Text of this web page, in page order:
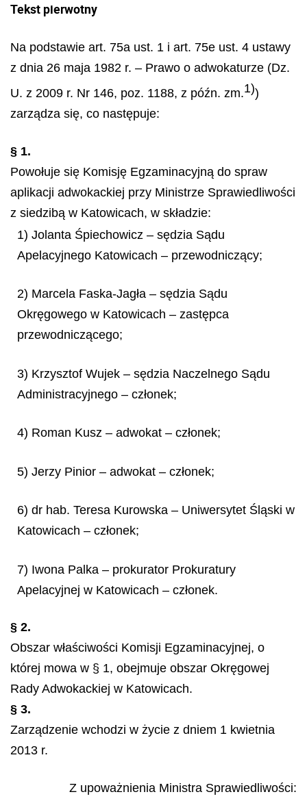
Tekst pierwotny
Na podstawie art. 75a ust. 1 i art. 75e ust. 4 ustawy
z dnia 26 maja 1982 r. – Prawo o adwokaturze (Dz.
U. z 2009 r. Nr 146, poz. 1188, z późn. zm.1))
zarządza się, co następuje:
§ 1.
Powołuje się Komisję Egzaminacyjną do spraw
aplikacji adwokackiej przy Ministrze Sprawiedliwości
z siedzibą w Katowicach, w składzie:
1) Jolanta Śpiechowicz – sędzia Sądu
Apelacyjnego Katowicach – przewodniczący;
2) Marcela Faska-Jagła – sędzia Sądu
Okręgowego w Katowicach – zastępca
przewodniczącego;
3) Krzysztof Wujek – sędzia Naczelnego Sądu
Administracyjnego – członek;
4) Roman Kusz – adwokat – członek;
5) Jerzy Pinior – adwokat – członek;
6) dr hab. Teresa Kurowska – Uniwersytet Śląski w
Katowicach – członek;
7) Iwona Palka – prokurator Prokuratury
Apelacyjnej w Katowicach – członek.
§ 2.
Obszar właściwości Komisji Egzaminacyjnej, o
której mowa w § 1, obejmuje obszar Okręgowej
Rady Adwokackiej w Katowicach.
§ 3.
Zarządzenie wchodzi w życie z dniem 1 kwietnia
2013 r.
Z upoważnienia Ministra Sprawiedliwości: